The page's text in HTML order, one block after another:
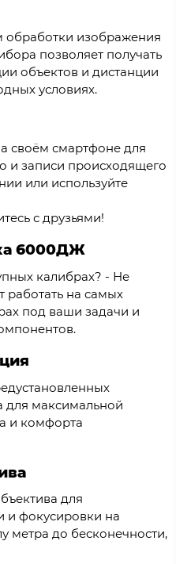
обработки изображения
позволяет получать
объектов и дистанции
условиях.
своём смартфоне для
и записи происходящего
или используйте
с друзьями!
6000ДЖ
калибрах? - Не
на самых
под ваши задачи и
для максимальной
и комфорта
для
и фокусировки на
метра до бесконечности,